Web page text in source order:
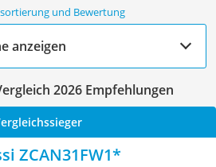
und Bewertung
anzeigen
2026 Empfehlungen
ZCAN31FW1